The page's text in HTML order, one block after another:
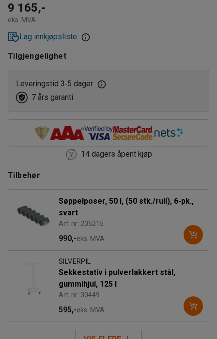
9 165,-
eks. MVA
Lag innkjøpsliste
Tilgjengelighet
Leveringstid 3‑5 dager
7 års garanti
14 dagers åpent kjøp
Tilbehør
Søppelposer, 50 l, (50 stk./rull), 6-pk.,
svart
Art. nr: 205215
990,-eks. MVA
SILVERPIL
Sekkestativ i pulverlakkert stål,
gummihjul, 125 l
Art. nr: 30449
595,-eks. MVA